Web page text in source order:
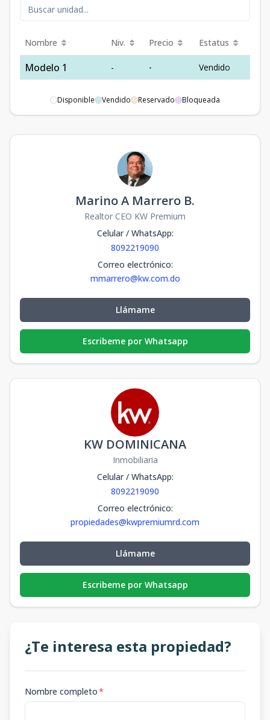
Nombre Niv. Precio Estatus
Modelo 1 - - Vendido
Disponible Vendido Reservado Bloqueada
Marino A Marrero B.
Realtor CEO KW Premium
Celular / WhatsApp:
8092219090
Correo electrónico:
mmarrero@kw.com.do
Llámame
Escribeme por Whatsapp
KW DOMINICANA
Inmobiliaria
Celular / WhatsApp:
8092219090
Correo electrónico:
propiedades@kwpremiumrd.com
Llámame
Escribeme por Whatsapp
¿Te interesa esta propiedad?
Nombre completo*